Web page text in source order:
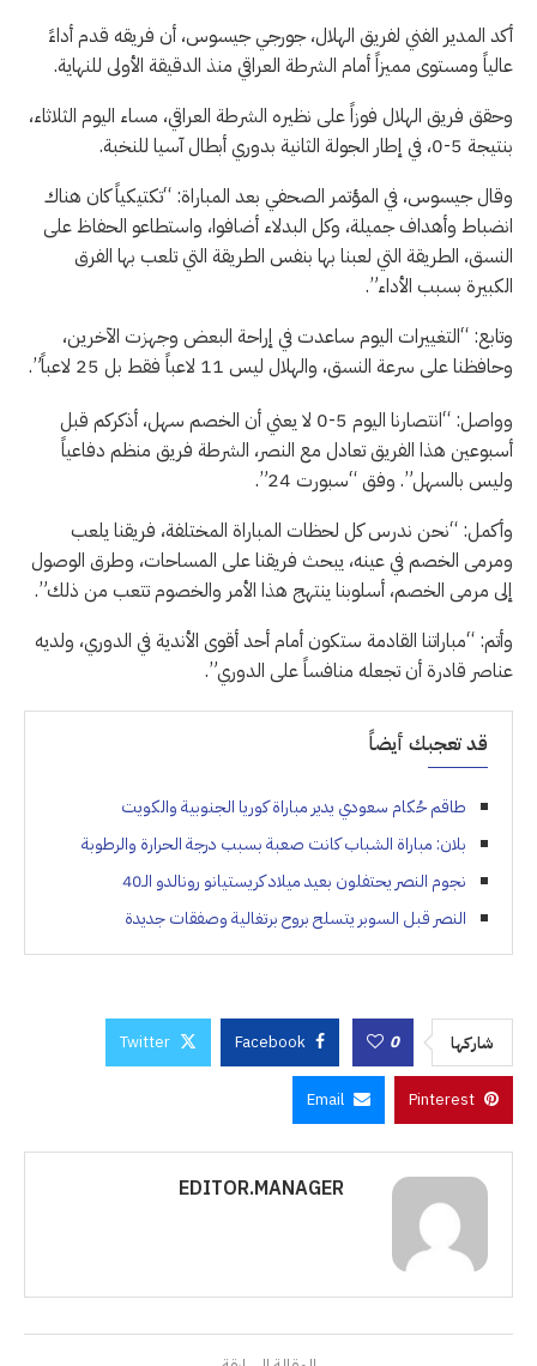
أكد المدير الفني لفريق الهلال، جورجي جيسوس، أن فريقه قدم أداءً
عالياً ومستوى مميزاً أمام الشرطة العراقي منذ الدقيقة الأولى للنهاية.
وحقق فريق الهلال فوزاً على نظيره الشرطة العراقي، مساء اليوم الثلاثاء،
بنتيجة 5-0، في إطار الجولة الثانية بدوري أبطال آسيا للنخبة.
وقال جيسوس، في المؤتمر الصحفي بعد المباراة: “تكتيكياً كان هناك
انضباط وأهداف جميلة، وكل البدلاء أضافوا، واستطاعو الحفاظ على
النسق، الطريقة التي لعبنا بها بنفس الطريقة التي تلعب بها الفرق
الكبيرة بسبب الأداء”.
وتابع: “التغييرات اليوم ساعدت في إراحة البعض وجهزت الآخرين،
وحافظنا على سرعة النسق، والهلال ليس 11 لاعباً فقط بل 25 لاعباً”.
وواصل: “انتصارنا اليوم 5-0 لا يعني أن الخصم سهل، أذكركم قبل
أسبوعين هذا الفريق تعادل مع النصر، الشرطة فريق منظم دفاعياً
وليس بالسهل”. وفق “سبورت 24”.
وأكمل: “نحن ندرس كل لحظات المباراة المختلفة، فريقنا يلعب
ومرمى الخصم في عينه، يبحث فريقنا على المساحات، وطرق الوصول
إلى مرمى الخصم، أسلوبنا ينتهج هذا الأمر والخصوم تتعب من ذلك”.
وأتم: “مباراتنا القادمة ستكون أمام أحد أقوى الأندية في الدوري، ولديه
عناصر قادرة أن تجعله منافساً على الدوري”.
قد تعجبك أيضاً
طاقم حُكام سعودي يدير مباراة كوريا الجنوبية والكويت
بلان: مباراة الشباب كانت صعبة بسبب درجة الحرارة والرطوبة
نجوم النصر يحتفلون بعيد ميلاد كريستيانو رونالدو الـ40
النصر قبل السوبر يتسلح بروح برتغالية وصفقات جديدة
شاركها 0
Facebook
Twitter
Pinterest
Email
EDITOR.MANAGER